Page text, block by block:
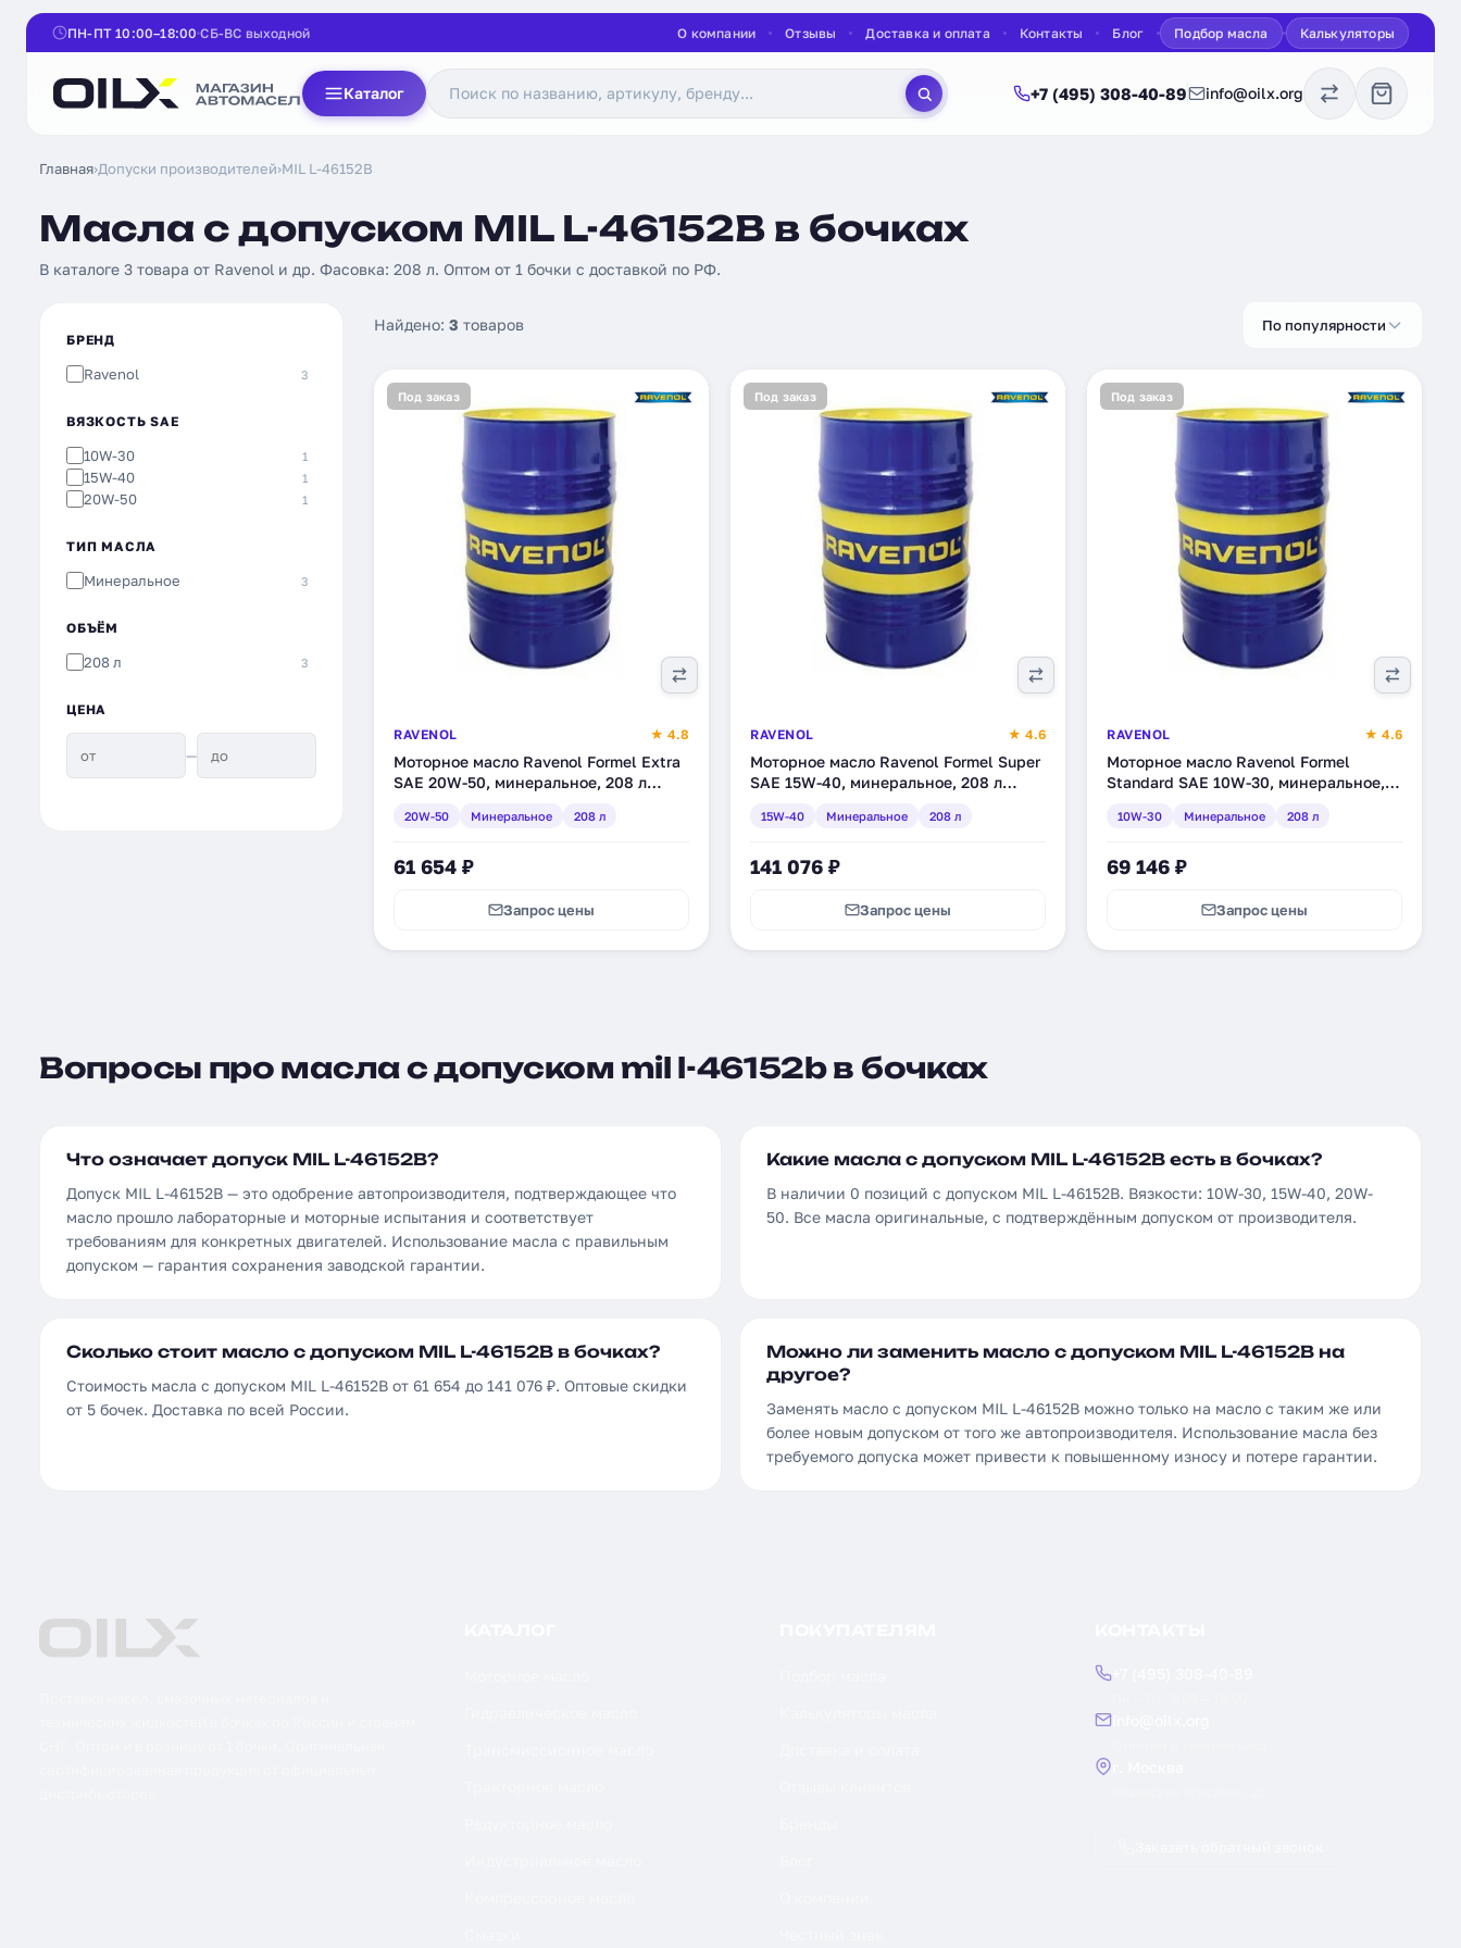
ПН-ПТ 10:00–18:00 СБ-ВС выходной О компании Отзывы Доставка и оплата Контакты Блог Подбор масла Калькуляторы
Каталог +7 (495) 308-40-89 info@oilx.org
Главная›Допуски производителей›MIL L-46152B
Масла с допуском MIL L-46152B в бочках
В каталоге 3 товара от Ravenol и др. Фасовка: 208 л. Оптом от 1 бочки с доставкой по РФ.
БРЕНД
Ravenol 3
ВЯЗКОСТЬ SAE
10W-30 1
15W-40 1
20W-50 1
ТИП МАСЛА
Минеральное 3
ОБЪЁМ
208 л 3
ЦЕНА
—
Найдено: 3 товаров По популярности
Под заказ
RAVENOL ★ 4.8
Моторное масло Ravenol Formel Extra
SAE 20W-50, минеральное, 208 л
20W-50 Минеральное 208 л
61 654 ₽
Запрос цены
Под заказ
RAVENOL ★ 4.6
Моторное масло Ravenol Formel Super
SAE 15W-40, минеральное, 208 л
15W-40 Минеральное 208 л
141 076 ₽
Запрос цены
Под заказ
RAVENOL ★ 4.6
Моторное масло Ravenol Formel
Standard SAE 10W-30, минеральное,
10W-30 Минеральное 208 л
69 146 ₽
Запрос цены
Вопросы про масла с допуском mil l-46152b в бочках
Что означает допуск MIL L-46152B?
Допуск MIL L-46152B — это одобрение автопроизводителя, подтверждающее что
масло прошло лабораторные и моторные испытания и соответствует
требованиям для конкретных двигателей. Использование масла с правильным
допуском — гарантия сохранения заводской гарантии.
Какие масла с допуском MIL L-46152B есть в бочках?
В наличии 0 позиций с допуском MIL L-46152B. Вязкости: 10W-30, 15W-40, 20W-
50. Все масла оригинальные, с подтверждённым допуском от производителя.
Сколько стоит масло с допуском MIL L-46152B в бочках?
Стоимость масла с допуском MIL L-46152B от 61 654 до 141 076 ₽. Оптовые скидки
от 5 бочек. Доставка по всей России.
Можно ли заменить масло с допуском MIL L-46152B на
другое?
Заменять масло с допуском MIL L-46152B можно только на масло с таким же или
более новым допуском от того же автопроизводителя. Использование масла без
требуемого допуска может привести к повышенному износу и потере гарантии.